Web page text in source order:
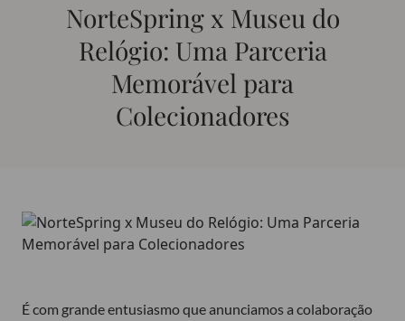
NorteSpring x Museu do
Relógio: Uma Parceria
Memorável para
Colecionadores
É com grande entusiasmo que anunciamos a colaboração